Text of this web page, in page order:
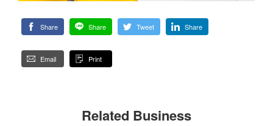
Share Share Tweet Share
Email Print
Related Business